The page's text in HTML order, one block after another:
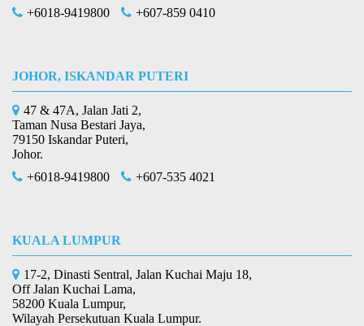
+6018-9419800
+607-859 0410
JOHOR, ISKANDAR PUTERI
47 & 47A, Jalan Jati 2,
Taman Nusa Bestari Jaya,
79150 Iskandar Puteri,
Johor.
+6018-9419800
+607-535 4021
KUALA LUMPUR
17-2, Dinasti Sentral, Jalan Kuchai Maju 18,
Off Jalan Kuchai Lama,
58200 Kuala Lumpur,
Wilayah Persekutuan Kuala Lumpur.